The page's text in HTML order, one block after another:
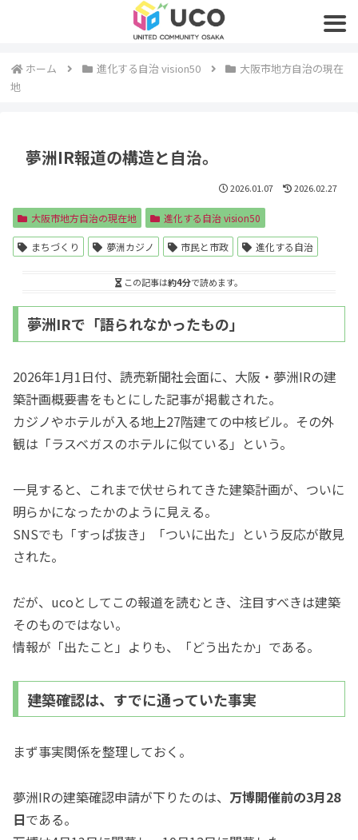
ホーム 進化する自治 vision50
大阪市地方自治の現在
地
夢洲IR報道の構造と自治。
2026.01.07 2026.02.27
大阪市地方自治の現在地 進化する自治 vision50
まちづくり 夢洲カジノ 市民と市政 進化する自治
この記事は約4分で読めます。
夢洲IRで「語られなかったもの」
2026年1月1日付、読売新聞社会面に、大阪・夢洲IRの建
築計画概要書をもとにした記事が掲載された。
カジノやホテルが入る地上27階建ての中核ビル。その外
観は「ラスベガスのホテルに似ている」という。
一見すると、これまで伏せられてきた建築計画が、ついに
明らかになったかのように見える。
SNSでも「すっぱ抜き」「ついに出た」という反応が散見
された。
だが、ucoとしてこの報道を読むとき、注目すべきは建築
そのものではない。
情報が「出たこと」よりも、「どう出たか」である。
建築確認は、すでに通っていた事実
まず事実関係を整理しておく。
夢洲IRの建築確認申請が下りたのは、 万博開催前の3月28
日である。